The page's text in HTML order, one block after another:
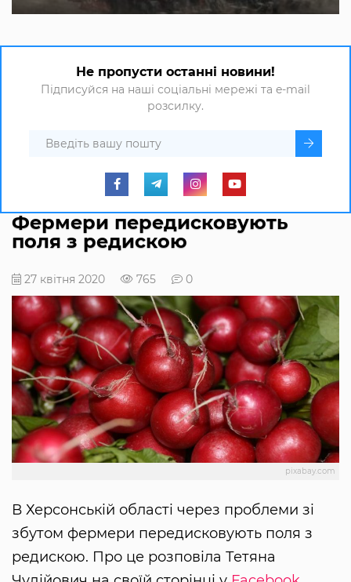
Не пропусти останні новини!
Підписуйся на наші соціальні мережі та e-mail
розсилку.
Фермери передисковують
поля з редискою
27 квітня 2020 765 0
pixabay.com
В Херсонській області через проблеми зі
збутом фермери передисковують поля з
редискою. Про це розповіла Тетяна